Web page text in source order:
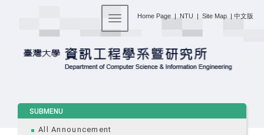
Home Page | NTU | Site Map | 中文版
Toggle navigation
SUBMENU
All Announcement